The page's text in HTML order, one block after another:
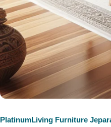
PlatinumLiving Furniture